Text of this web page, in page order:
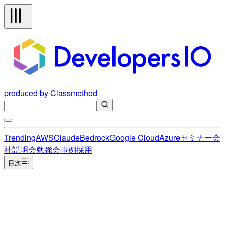
produced by Classmethod
TrendingAWSClaudeBedrockGoogle CloudAzureセミナー会
社説明会勉強会事例採用
目次